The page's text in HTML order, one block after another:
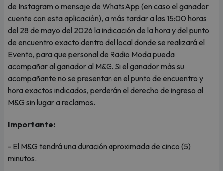
de Instagram o mensaje de WhatsApp (en caso el ganador
cuente con esta aplicación), a más tardar a las 15:00 horas
del 28 de mayo del 2026 la indicación de la hora y del punto
de encuentro exacto dentro del local donde se realizará el
Evento, para que personal de Radio Moda pueda
acompañar al ganador al M&G. Si el ganador más su
acompañante no se presentan en el punto de encuentro y
hora exactos indicados, perderán el derecho de ingreso al
M&G sin lugar a reclamos.
Importante:
- El M&G tendrá una duración aproximada de cinco (5)
minutos.